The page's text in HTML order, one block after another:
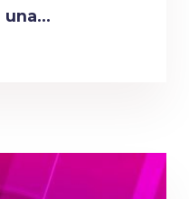
una...